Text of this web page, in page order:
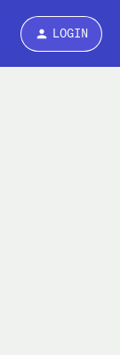
LOGIN